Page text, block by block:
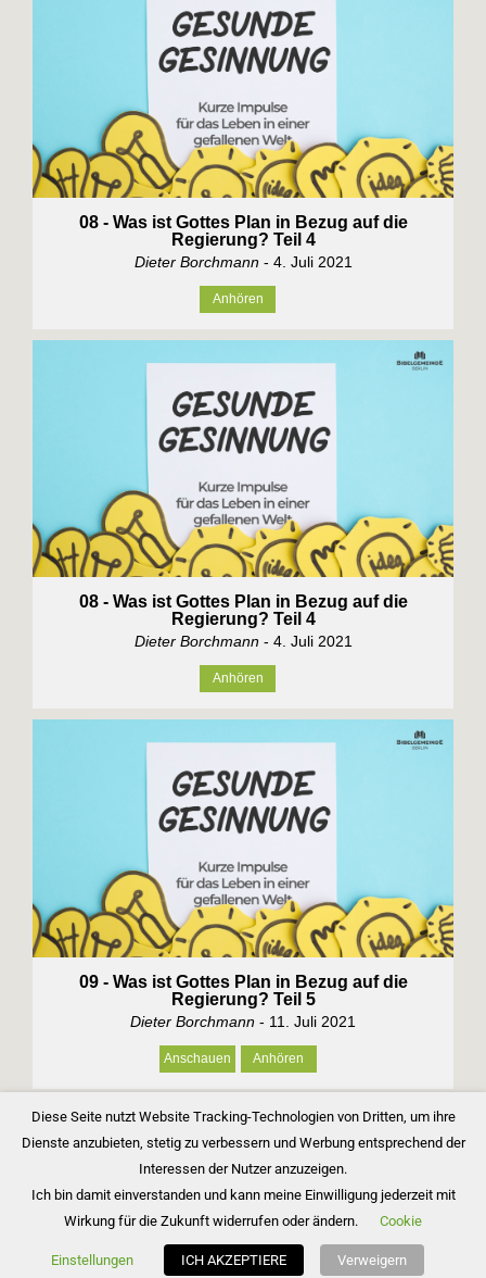
08 - Was ist Gottes Plan in Bezug auf die
Regierung? Teil 4
Dieter Borchmann- 4. Juli 2021
Anhören
08 - Was ist Gottes Plan in Bezug auf die
Regierung? Teil 4
Dieter Borchmann- 4. Juli 2021
Anhören
09 - Was ist Gottes Plan in Bezug auf die
Regierung? Teil 5
Dieter Borchmann - 11. Juli 2021
Anschauen Anhören
»
Copyright © 2026 Bibelgemeinde Barnim
Diese Seite nutzt Website Tracking-Technologien von Dritten, um ihre
Dienste anzubieten, stetig zu verbessern und Werbung entsprechend der
Interessen der Nutzer anzuzeigen.
Ich bin damit einverstanden und kann meine Einwilligung jederzeit mit
Wirkung für die Zukunft widerrufen oder ändern.
Cookie
Einstellungen ICH AKZEPTIERE Verweigern